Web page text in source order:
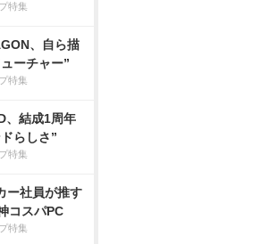
特集
、自ら描
ーチャー”
特集
、結成1周年
らしさ”
特集
ー社員が推す
コスパPC
特集